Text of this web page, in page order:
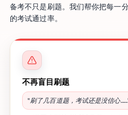
备考不只是刷题。我们帮你把每一
的考试通过率。
不再盲目刷题
"刷了几百道题，考试还是没信心